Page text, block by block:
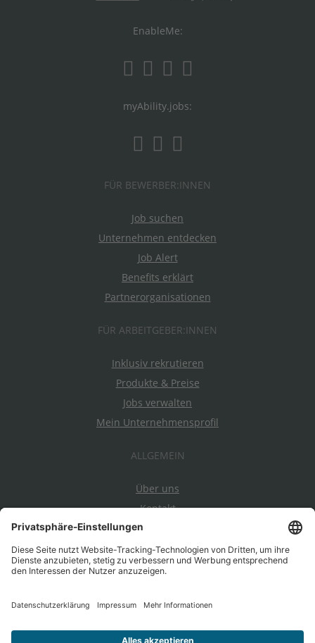
EnableMe:
myAbility.jobs:
FÜR BEWERBER:INNEN
Job suchen
Unternehmen entdecken
Job Alert
Benefits erklärt
Partnerorganisationen
FÜR ARBEITGEBER:INNEN
Inklusiv rekrutieren
Produkte & Preise
Jobs verwalten
Mein Unternehmensprofil
ALLGEMEIN
Über uns
Kontakt
Datenschutz
Impressum
AGBs